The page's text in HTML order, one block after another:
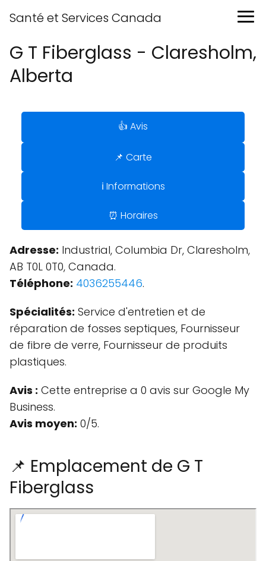
Santé et Services Canada
G T Fiberglass - Claresholm,
Alberta
👍 Avis
📌 Carte
ℹ️ Informations
⏰ Horaires
Adresse: Industrial, Columbia Dr, Claresholm,
AB T0L 0T0, Canada.
Téléphone: 4036255446.
Spécialités: Service d'entretien et de
réparation de fosses septiques, Fournisseur
de fibre de verre, Fournisseur de produits
plastiques.
Avis : Cette entreprise a 0 avis sur Google My
Business.
Avis moyen: 0/5.
📌 Emplacement de G T
Fiberglass